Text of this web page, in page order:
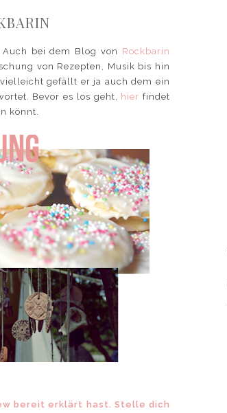
bei dem Blog von Rockbarin
von Rezepten, Musik bis hin
gefällt er ja auch dem ein
Bevor es los geht, hier findet
könnt.
bereit erklärt hast. Stelle dich